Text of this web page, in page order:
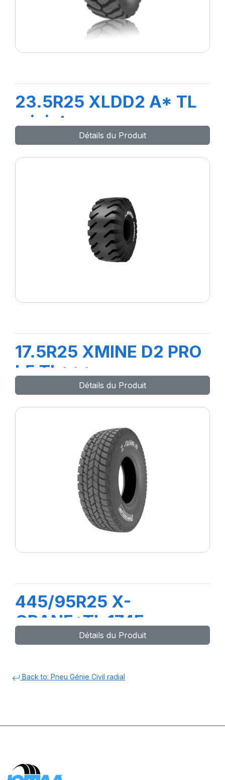
23.5R25 XLDD2 A* TL
+ joint
Détails du Produit
17.5R25 XMINE D2 PRO
L5 TL***
Détails du Produit
445/95R25 X-
CRANE+TL 174F
Détails du Produit
Back to: Pneu Génie Civil radial